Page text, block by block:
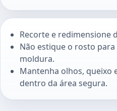
Recorte e redimensione
Não estique o rosto
moldura.
Mantenha olhos, queixo
dentro da área segura.